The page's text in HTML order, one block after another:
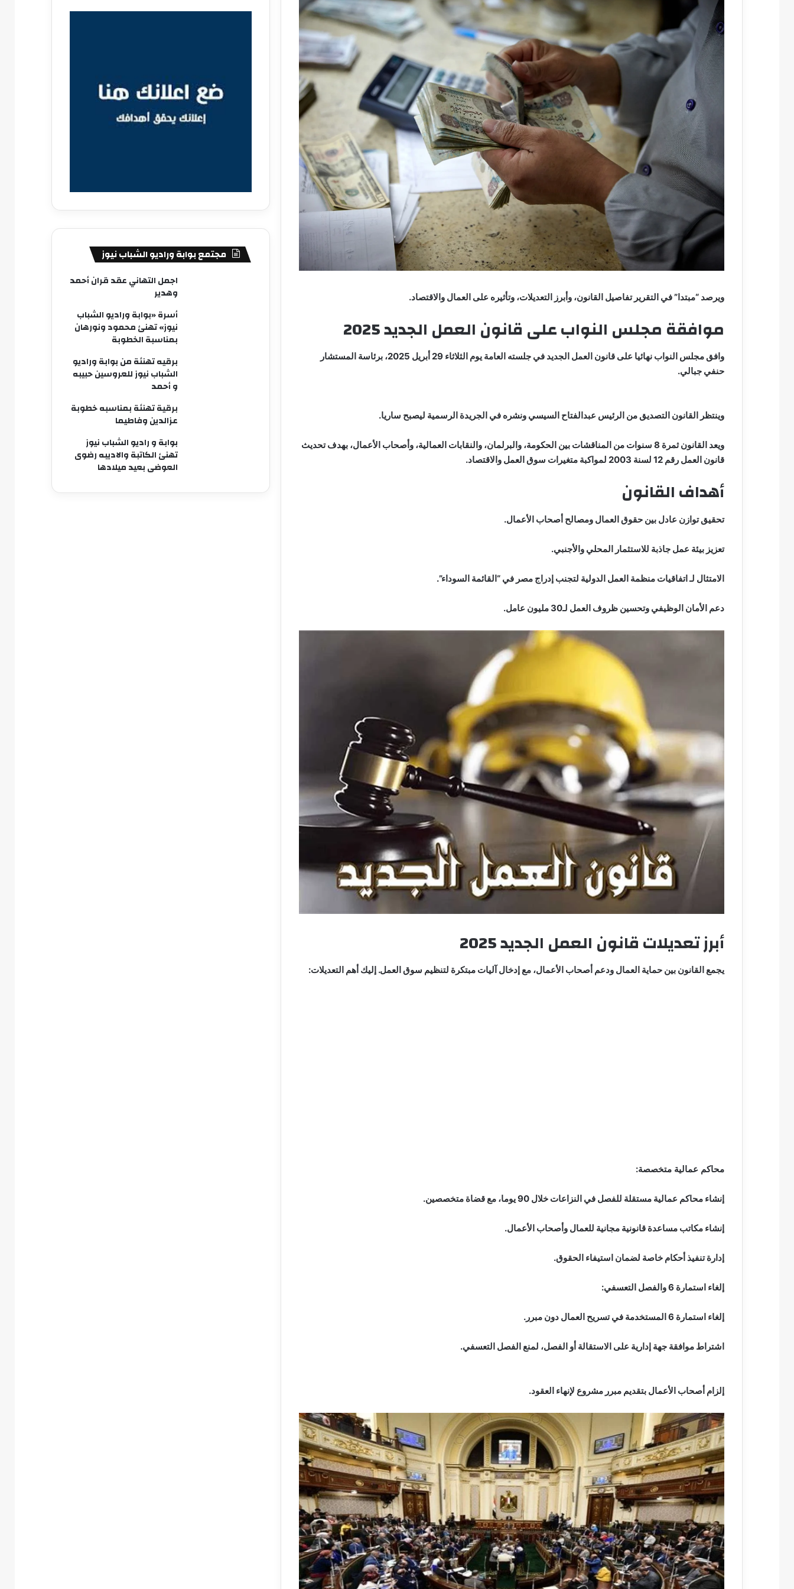
ويرصد “مبتدا” في التقرير تفاصيل القانون، وأبرز التعديلات، وتأثيره على العمال والاقتصاد.
موافقة مجلس النواب على قانون العمل الجديد 2025
وافق مجلس النواب نهائيا على قانون العمل الجديد في جلسته العامة يوم الثلاثاء 29 أبريل 2025، برئاسة المستشار
حنفي جبالي.
وينتظر القانون التصديق من الرئيس عبدالفتاح السيسي ونشره في الجريدة الرسمية ليصبح ساريا.
ويعد القانون ثمرة 8 سنوات من المناقشات بين الحكومة، والبرلمان، والنقابات العمالية، وأصحاب الأعمال، بهدف تحديث
قانون العمل رقم 12 لسنة 2003 لمواكبة متغيرات سوق العمل والاقتصاد.
أهداف القانون
تحقيق توازن عادل بين حقوق العمال ومصالح أصحاب الأعمال.
تعزيز بيئة عمل جاذبة للاستثمار المحلي والأجنبي.
الامتثال لـ اتفاقيات منظمة العمل الدولية لتجنب إدراج مصر في “القائمة السوداء”.
دعم الأمان الوظيفي وتحسين ظروف العمل لـ30 مليون عامل.
أبرز تعديلات قانون العمل الجديد 2025
يجمع القانون بين حماية العمال ودعم أصحاب الأعمال، مع إدخال آليات مبتكرة لتنظيم سوق العمل. إليك أهم التعديلات:
محاكم عمالية متخصصة:
إنشاء محاكم عمالية مستقلة للفصل في النزاعات خلال 90 يوما، مع قضاة متخصصين.
إنشاء مكاتب مساعدة قانونية مجانية للعمال وأصحاب الأعمال.
إدارة تنفيذ أحكام خاصة لضمان استيفاء الحقوق.
إلغاء استمارة 6 والفصل التعسفي:
إلغاء استمارة 6 المستخدمة في تسريح العمال دون مبرر.
اشتراط موافقة جهة إدارية على الاستقالة أو الفصل، لمنع الفصل التعسفي.
إلزام أصحاب الأعمال بتقديم مبرر مشروع لإنهاء العقود.
مجتمع بوابة وراديو الشباب نيوز
اجمل التهاني عقد قران أحمد
وهدير
أسرة «بوابة وراديو الشباب
نيوز» تهنئ محمود ونورهان
بمناسبة الخطوبة
برقيه تهنئة من بوابة وراديو
الشباب نيوز للعروسين حبيبه
و أحمد
برقية تهنئة بمناسبه خطوبة
عزالدين وفاطيما
بوابة و راديو الشباب نيوز
تهنئ الكاتبة والاديبه رضوى
العوضى بعيد ميلادها